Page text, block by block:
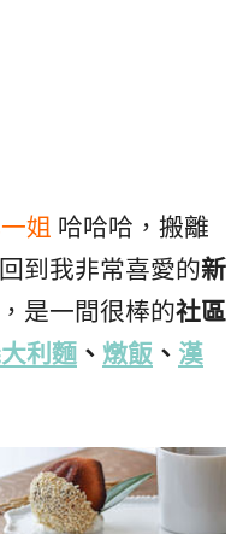
姐 哈哈哈，搬離
到我非常喜愛的新
是一間很棒的社區
利麵 、 燉飯 、 漢